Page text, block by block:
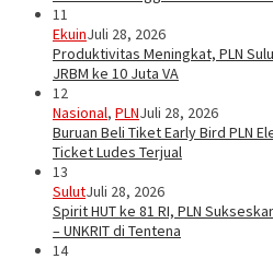
11
EkuinJuli 28, 2026
Produktivitas Meningkat, PLN
JRBM ke 10 Juta VA
12
Nasional, PLNJuli 28, 2026
Buruan Beli Tiket Early Bird PLN
Ticket Ludes Terjual
13
SulutJuli 28, 2026
Spirit HUT ke 81 RI, PLN
– UNKRIT di Tentena
14